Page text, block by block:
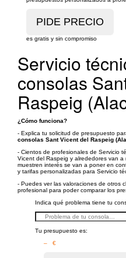
es gratis y sin compromiso
Servicio
consolas
Raspeig
¿Cómo funciona?
- Explica tu solicitud de presupuesto
consolas Sant Vicent del Raspeig
- Cientos de profesionales de Servicio
Vicent del Raspeig y alrededores van
muestren interés se van a poner en
y tarifas personalizadas para Servicio
- Puedes ver las valoraciones de otros
profesional para poder comparar los
Indica qué problema tiene tu
Tu presupuesto es:
– €